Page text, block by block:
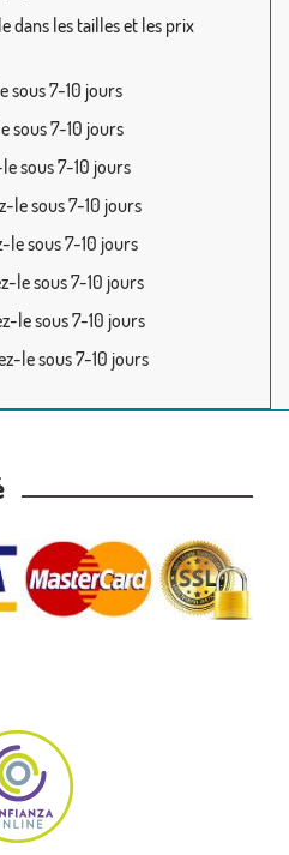
dans les tailles et les prix
sous 7-10 jours
sous 7-10 jours
sous 7-10 jours
le sous 7-10 jours
le sous 7-10 jours
le sous 7-10 jours
le sous 7-10 jours
le sous 7-10 jours